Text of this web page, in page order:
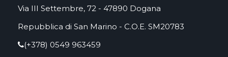
Via III Settembre, 72 - 47890 Dogana
Repubblica di San Marino - C.O.E. SM20783
(+378) 0549 963459